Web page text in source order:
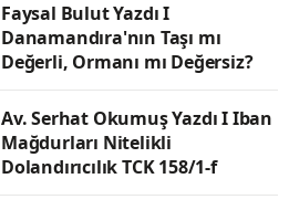
Faysal Bulut Yazdı I
Danamandıra'nın Taşı mı
Değerli, Ormanı mı Değersiz?
Av. Serhat Okumuş Yazdı I Iban
Mağdurları Nitelikli
Dolandırıcılık TCK 158/1-f